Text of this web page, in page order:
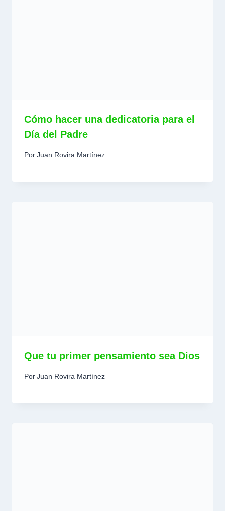
Cómo hacer una dedicatoria para el
Día del Padre
PorJuan Rovira Martínez
Que tu primer pensamiento sea Dios
PorJuan Rovira Martínez